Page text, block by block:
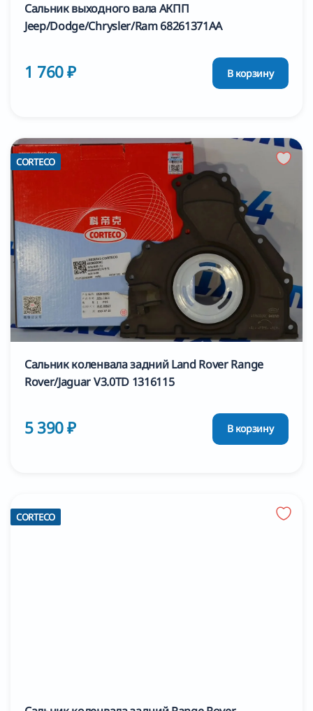
Сальник выходного вала АКПП
Jeep/Dodge/Chrysler/Ram 68261371AA
1 760 ₽ В корзину
CORTECO
Сальник коленвала задний Land Rover Range
Rover/Jaguar V3.0TD 1316115
5 390 ₽ В корзину
CORTECO